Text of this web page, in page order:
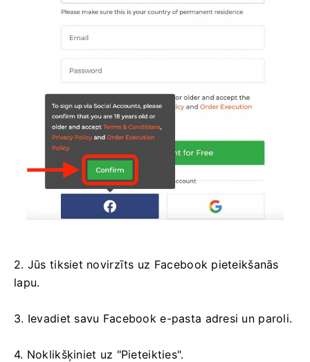
2. Jūs tiksiet novirzīts uz Facebook pieteikšanās
lapu.
3. Ievadiet savu Facebook e-pasta adresi un paroli.
4. Noklikšķiniet uz "Pieteikties".